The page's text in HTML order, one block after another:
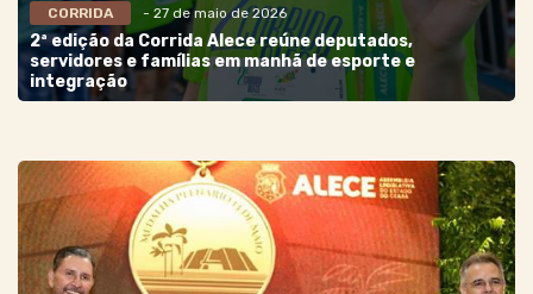
CORRIDA - 27 de maio de 2026
2ª edição da Corrida Alece reúne deputados,
servidores e famílias em manhã de esporte e
integração